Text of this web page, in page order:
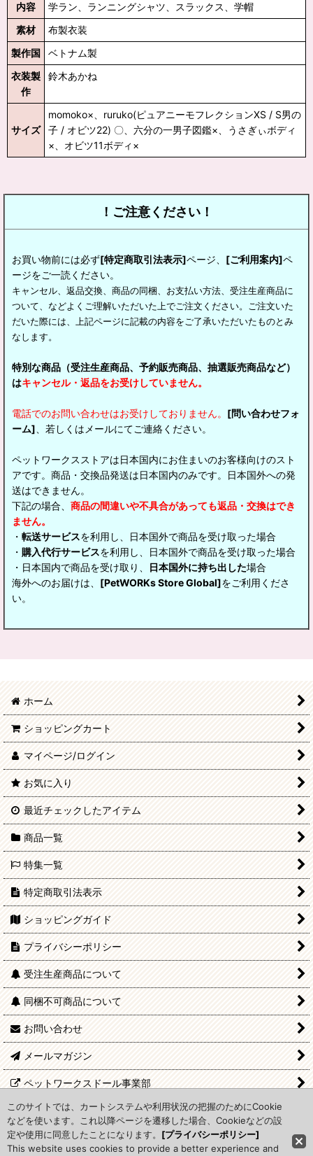
内容
学ラン、ランニングシャツ、スラックス、学帽
素材
布製衣装
製作国
ベトナム製
衣装製
作
鈴木あかね
サイズ
momoko×、ruruko(ピュアニーモフレクションXS / S男の
子 / オビツ22) 〇、六分の一男子図鑑×、うさぎぃボディ
×、オビツ11ボディ×
！ご注意ください！
お買い物前には必ず[特定商取引法表示]ページ、 [ご利用案内]ペ
ージをご一読ください。
キャンセル、返品交換、商品の同梱、お支払い方法、受注生産商品に
ついて、などよくご理解いただいた上でご注文ください。ご注文いた
だいた際には、上記ページに記載の内容をご了承いただいたものとみ
なします。
特別な商品（受注生産商品、予約販売商品、抽選販売商品など）
はキャンセル・返品をお受けしていません。
電話でのお問い合わせはお受けしておりません。 [問い合わせフォ
ーム] 、若しくはメールにてご連絡ください。
ペットワークスストアは日本国内にお住まいのお客様向けのスト
アです。商品・交換品発送は日本国内のみです。日本国外への発
送はできません。
下記の場合、 商品の間違いや不具合があっても返品・交換はでき
ません。
・ 転送サービスを利用し、日本国外で商品を受け取った場合
・ 購入代行サービスを利用し、日本国外で商品を受け取った場合
・日本国内で商品を受け取り、
日本国外に持ち出した場合
海外へのお届けは、 [PetWORKs Store Global]をご利用くださ
い。
ホーム
ショッピングカート
マイページ/ログイン
お気に入り
最近チェックしたアイテム
商品一覧
特集一覧
特定商取引法表示
ショッピングガイド
プライバシーポリシー
受注生産商品について
同梱不可商品について
お問い合わせ
メールマガジン
ペットワークスドール事業部
関連サイト
Copyright (C) PetWORKs CO., LTD.
このサイトでは、カートシステムや利用状況の把握のためにCookie
などを使います。これ以降ページを遷移した場合、Cookieなどの設
定や使用に同意したことになります。 [プライバシーポリシー]
This website uses cookies to provide a better experience and